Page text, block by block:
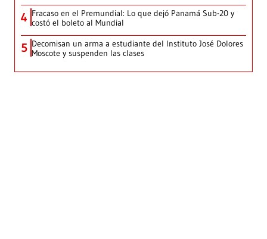
4 Fracaso en el Premundial: Lo que dejó Panamá Sub-20 y
costó el boleto al Mundial
5 Decomisan un arma a estudiante del Instituto José Dolores
Moscote y suspenden las clases